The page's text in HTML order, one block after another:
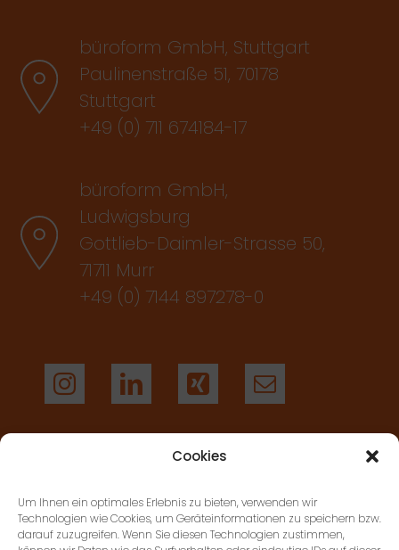
Cookies
Um Ihnen ein optimales Erlebnis zu bieten, verwenden wir
Technologien wie Cookies, um Geräteinformationen zu speichern bzw.
darauf zuzugreifen. Wenn Sie diesen Technologien zustimmen,
büroform GmbH, Stuttgart
Paulinenstraße 51, 70178
Stuttgart
+49 (0) 711 674184-17
büroform GmbH,
Ludwigsburg
Gottlieb-Daimler-Strasse 50,
71711 Murr
+49 (0) 7144 897278-0
KONTAKT